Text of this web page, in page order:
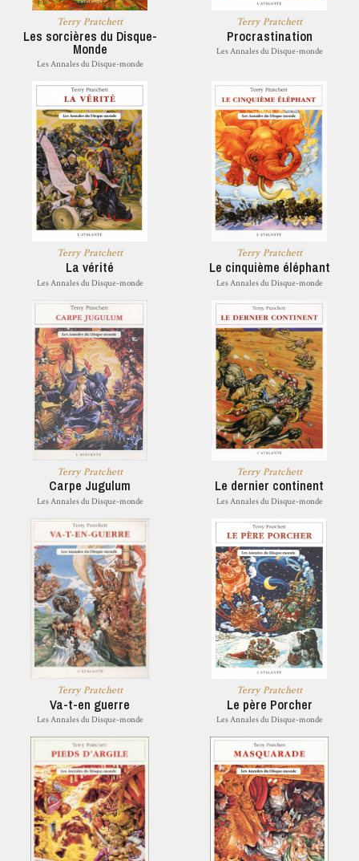
Terry Pratchett
Les sorcières du Disque-
Monde
Les Annales du Disque-monde
Terry Pratchett
Procrastination
Les Annales du Disque-monde
Terry Pratchett
La vérité
Les Annales du Disque-monde
Terry Pratchett
Le cinquième éléphant
Les Annales du Disque-monde
Terry Pratchett
Carpe Jugulum
Les Annales du Disque-monde
Terry Pratchett
Le dernier continent
Les Annales du Disque-monde
Terry Pratchett
Va-t-en guerre
Les Annales du Disque-monde
Terry Pratchett
Le père Porcher
Les Annales du Disque-monde